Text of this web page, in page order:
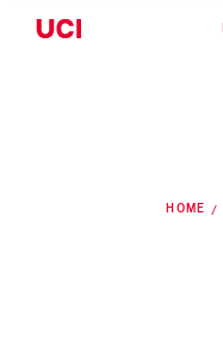
HOME